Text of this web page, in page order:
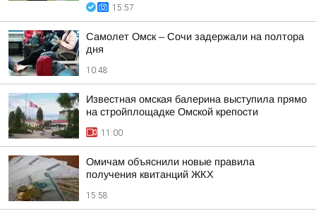
15:57
Самолет Омск – Сочи задержали на полтора
дня
10:48
Известная омская балерина выступила прямо
на стройплощадке Омской крепости
11:00
Омичам объяснили новые правила
получения квитанций ЖКХ
15:58